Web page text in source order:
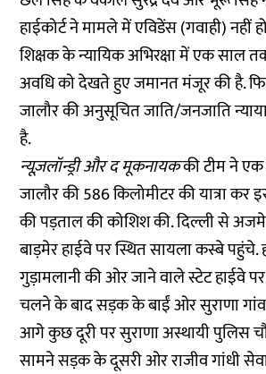
हाईकोर्ट ने मामले में एविडेंस (गवाही) नहीं
शिक्षक के न्यायिक अभिरक्षा में एक साल
अवधि को देखते हुए जमानत मंजूर की है.
जालौर की अनुसूचित जाति/जनजाति
है.
न्यूज़लॉन्ड्री और द मूकनायककी टीम ने एक
जालौर की 586 किलोमीटर की यात्रा कर
की पड़ताल की कोशिश की. दिल्ली से
बाड़मेर हाईवे पर स्थित सायला कस्बे
गुड़ामलानी की ओर जाने वाले स्टेट हाईवे
चलने के बाद सड़क के बाईं ओर सुराणा गांव
आगे कुछ दूरी पर सुराणा अस्थायी पुलिस
सामने सड़क के दूसरी ओर राजीव गांधी